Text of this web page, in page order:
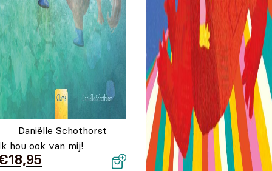
Daniëlle Schothorst
hou ook van mij!
18,95